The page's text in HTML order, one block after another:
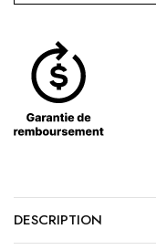
DESCRIPTION